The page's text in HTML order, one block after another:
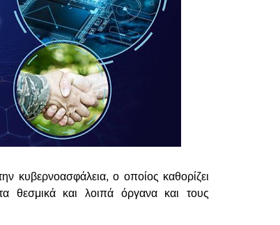
κυβερνοασφάλεια, ο οποίος καθορίζει
θεσμικά και λοιπά όργανα και τους